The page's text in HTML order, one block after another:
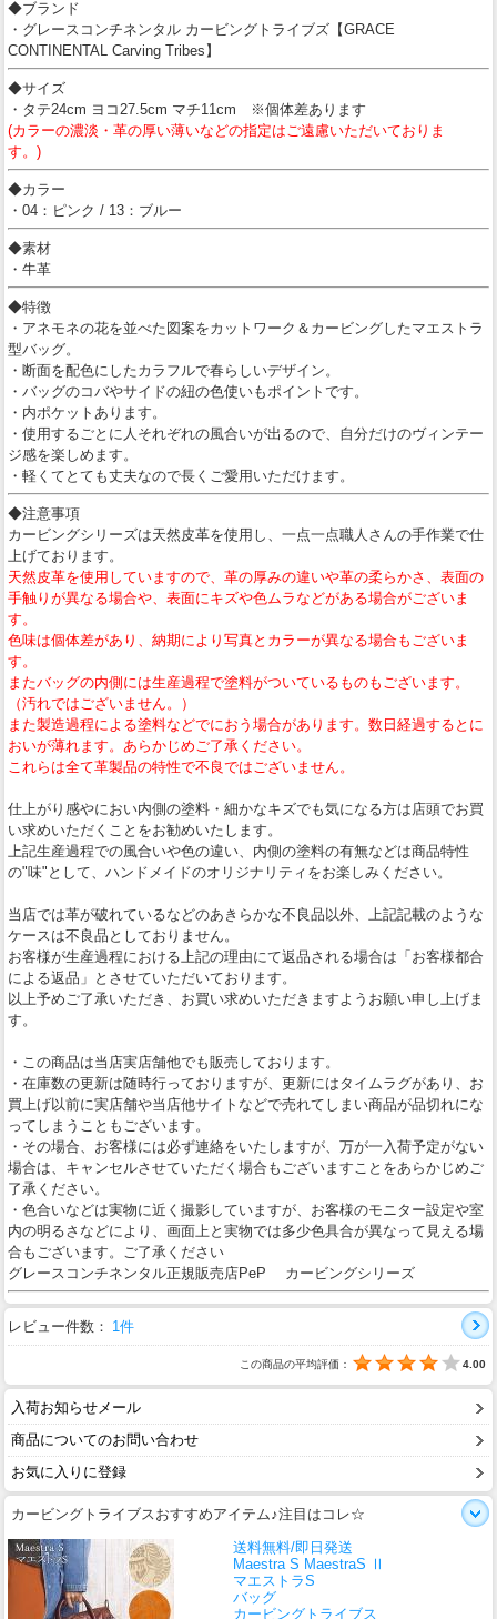
◆ブランド
・グレースコンチネンタル カービングトライブズ【GRACE
CONTINENTAL Carving Tribes】
◆サイズ
・タテ24cm ヨコ27.5cm マチ11cm ※個体差あります
(カラーの濃淡・革の厚い薄いなどの指定はご遠慮いただいておりま
す。)
◆カラー
・04：ピンク / 13：ブルー
◆素材
・牛革
◆特徴
・アネモネの花を並べた図案をカットワーク＆カービングしたマエストラ
型バッグ。
・断面を配色にしたカラフルで春らしいデザイン。
・バッグのコバやサイドの紐の色使いもポイントです。
・内ポケットあります。
・使用するごとに人それぞれの風合いが出るので、自分だけのヴィンテー
ジ感を楽しめます。
・軽くてとても丈夫なので長くご愛用いただけます。
◆注意事項
カービングシリーズは天然皮革を使用し、一点一点職人さんの手作業で仕
上げております。
天然皮革を使用していますので、革の厚みの違いや革の柔らかさ、表面の
手触りが異なる場合や、表面にキズや色ムラなどがある場合がございま
す。
色味は個体差があり、納期により写真とカラーが異なる場合もございま
す。
またバッグの内側には生産過程で塗料がついているものもございます。
（汚れではございません。）
また製造過程による塗料などでにおう場合があります。数日経過するとに
おいが薄れます。あらかじめご了承ください。
これらは全て革製品の特性で不良ではございません。
仕上がり感やにおい内側の塗料・細かなキズでも気になる方は店頭でお買
い求めいただくことをお勧めいたします。
上記生産過程での風合いや色の違い、内側の塗料の有無などは商品特性
の"味"として、ハンドメイドのオリジナリティをお楽しみください。
当店では革が破れているなどのあきらかな不良品以外、上記記載のような
ケースは不良品としておりません。
お客様が生産過程における上記の理由にて返品される場合は「お客様都合
による返品」とさせていただいております。
以上予めご了承いただき、お買い求めいただきますようお願い申し上げま
す。
・この商品は当店実店舗他でも販売しております。
・在庫数の更新は随時行っておりますが、更新にはタイムラグがあり、お
買上げ以前に実店舗や当店他サイトなどで売れてしまい商品が品切れにな
ってしまうこともございます。
・その場合、お客様には必ず連絡をいたしますが、万が一入荷予定がない
場合は、キャンセルさせていただく場合もございますことをあらかじめご
了承ください。
・色合いなどは実物に近く撮影していますが、お客様のモニター設定や室
内の明るさなどにより、画面上と実物では多少色具合が異なって見える場
合もございます。ご了承ください
グレースコンチネンタル正規販売店PeP カービングシリーズ
レビュー件数： 1件
この商品の平均評価： 4.00
入荷お知らせメール
商品についてのお問い合わせ
お気に入りに登録
カービングトライブスおすすめアイテム♪注目はコレ☆
送料無料/即日発送
Maestra S MaestraS Ⅱ
マエストラS
バッグ
カービングトライブス